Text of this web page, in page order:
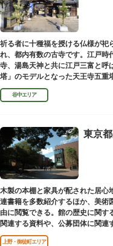
祈る者に十種福を授ける仏様が祀
れ、都内有数の古寺です。江戸時
寺、湯島天神と共に江戸三富と呼
塔」のモデルとなった天王寺五重
が、その跡地は今も谷中霊園に残
谷中エリア
東京
木製の本棚と家具が配された居心
連書籍を多数紹介するほか、美術
由に閲覧できる。館の歴史に関す
関連する資料や、公募団体に関連
（画像提供：東京都美術館）
上野・御徒町エリア